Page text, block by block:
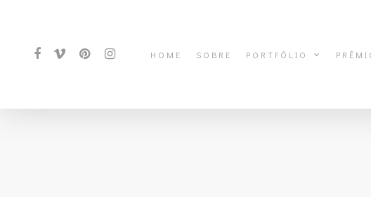
HOME SOBRE PORTFÓLIO